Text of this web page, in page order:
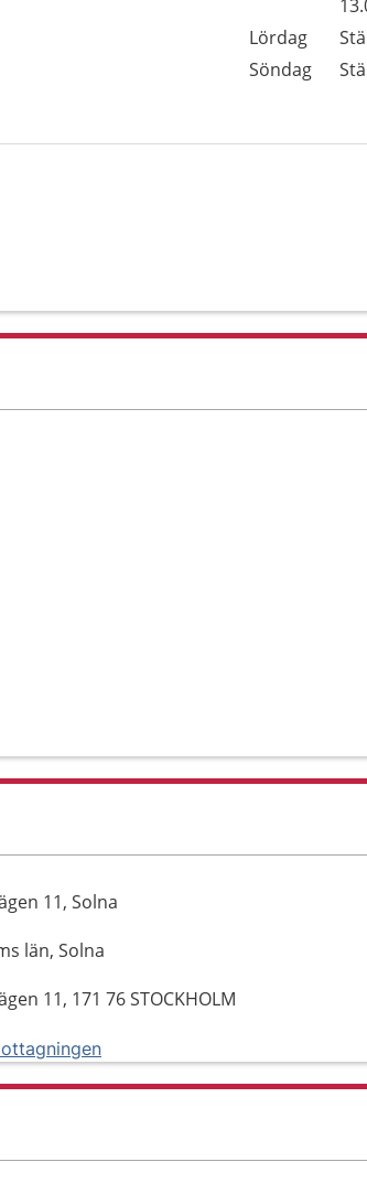
Lördag
Söndag
11, Solna
län, Solna
11, 171 76 STOCKHOLM